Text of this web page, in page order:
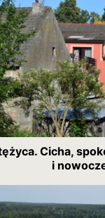
Cicha,
i